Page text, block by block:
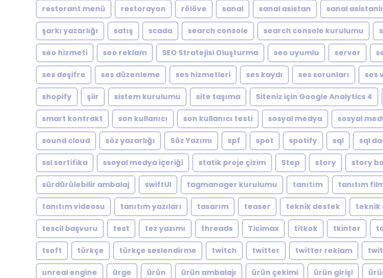
restorant menü restorayon rölöve sanal sanal asistan sanal
şarkı yazarlığı satış scada search console search console kurulumu
seo hizmeti seo reklam SEO Stratejisi Oluşturma seo uyumlu server
ses deşifre ses düzenleme ses hizmetleri ses kaydı ses sorunları ses
shopify şiir sistem kurulumu site taşıma Siteniz için Google Analytics 4
smart kontrakt son kullanıcı son kullanıcı testi sosyal medya sosyal
sound cloud söz yazarlığı Söz Yazımı spf spot spotify sql sql
ssl sertifika ssoyal medya içeriği statik proje çizim Step story story
sürdürülebilir ambalaj swiftUI tagmanager kurulumu tanıtım tanıtım
tanıtım videosu tanıtım yazıları tasarım teaser teknik destek teknik
tescil başvuru test tez yazımı threads Ticimax titkok tkinter
tsoft türkçe türkçe seslendirme twitch twitter twitter reklam
unreal engine ürge ürün ürün ambalajı ürün çekimi ürün girişi